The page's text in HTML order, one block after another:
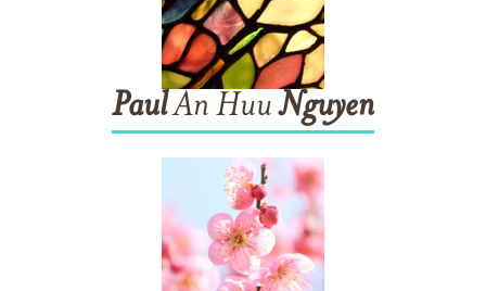
PaulAn HuuNguyen